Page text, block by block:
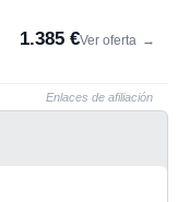
1.385 €Ver oferta →
Enlaces de afiliación